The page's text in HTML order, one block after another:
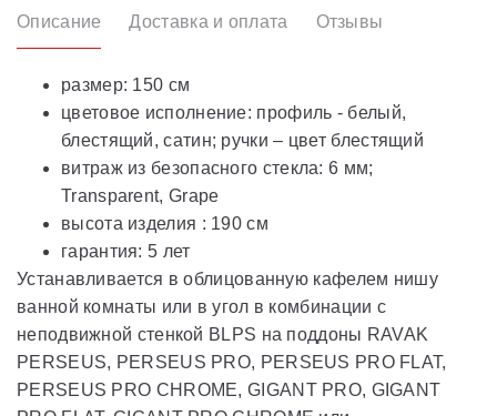
Описание Доставка и оплата Отзывы
размер: 150 см
цветовое исполнение: профиль - белый,
блестящий, сатин; ручки – цвет блестящий
витраж из безопасного стекла: 6 мм;
Transparent, Grape
высота изделия : 190 см
гарантия: 5 лет
Устанавливается в облицованную кафелем нишу
ванной комнаты или в угол в комбинации с
неподвижной стенкой BLPS на поддоны RAVAK
PERSEUS, PERSEUS PRO, PERSEUS PRO FLAT,
PERSEUS PRO CHROME, GIGANT PRO, GIGANT